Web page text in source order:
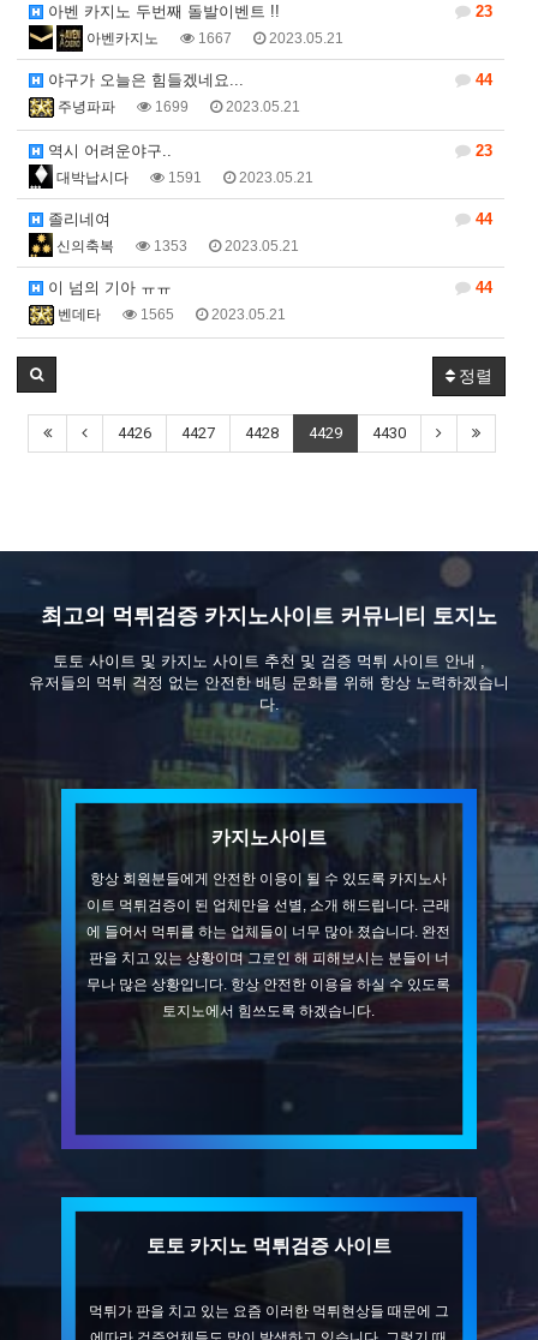
23
아벤 카지노 두번째 돌발이벤트 !!
아벤카지노 1667 2023.05.21
44
야구가 오늘은 힘들겠네요...
주녕파파 1699 2023.05.21
23
역시 어려운야구..
대박납시다 1591 2023.05.21
44
졸리네여
신의축복 1353 2023.05.21
44
이 넘의 기아 ㅠㅠ
벤데타 1565 2023.05.21
정렬
4426 4427 4428 4429 4430
최고의 먹튀검증 카지노사이트 커뮤니티 토지노
토토 사이트 및 카지노 사이트 추천 및 검증 먹튀 사이트 안내 ,
유저들의 먹튀 걱정 없는 안전한 배팅 문화를 위해 항상 노력하겠습니
다.
카지노사이트
항상 회원분들에게 안전한 이용이 될 수 있도록 카지노사
이트 먹튀검증이 된 업체만을 선별, 소개 해드립니다. 근래
에 들어서 먹튀를 하는 업체들이 너무 많아 졌습니다. 완전
판을 치고 있는 상황이며 그로인 해 피해보시는 분들이 너
무나 많은 상황입니다. 항상 안전한 이용을 하실 수 있도록
토지노에서 힘쓰도록 하겠습니다.
토토 카지노 먹튀검증 사이트
먹튀가 판을 치고 있는 요즘 이러한 먹튀현상들 때문에 그